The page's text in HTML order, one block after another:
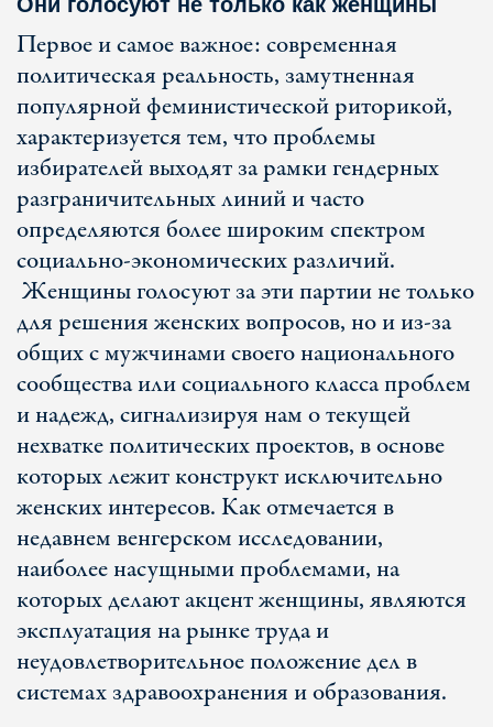
Первое и самое важное: современная
политическая реальность, замутненная
популярной феминистической риторикой,
характеризуется тем, что проблемы
избирателей выходят за рамки гендерных
разграничительных линий и часто
определяются более широким спектром
социально-экономических различий.
Женщины голосуют за эти партии не только
для решения женских вопросов, но и из-за
общих с мужчинами своего национального
сообщества или социального класса проблем
и надежд, сигнализируя нам о текущей
нехватке политических проектов, в основе
которых лежит конструкт исключительно
женских интересов. Как отмечается в
недавнем венгерском исследовании,
наиболее насущными проблемами, на
которых делают акцент женщины, являются
эксплуатация на рынке труда и
неудовлетворительное положение дел в
системах здравоохранения и образования.